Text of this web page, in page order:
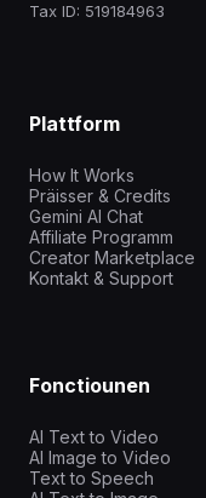
Tax ID: 519184963
Plattform
How It Works
Präisser & Credits
Gemini AI Chat
Affiliate Programm
Creator Marketplace
Kontakt & Support
Fonctiounen
AI Text to Video
AI Image to Video
Text to Speech